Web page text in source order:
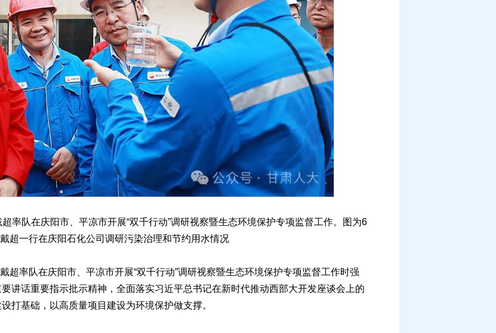
队在庆阳市、平凉市开展“双千行动”调研视察暨生态环境保护专项监督工作。图为6
超一行在庆阳石化公司调研污染治理和节约用水情况
率队在庆阳市、平凉市开展“双千行动”调研视察暨生态环境保护专项监督工作时强
讲话重要指示批示精神，全面落实习近平总书记在新时代推动西部大开发座谈会上的
打基础，以高质量项目建设为环境保护做支撑。